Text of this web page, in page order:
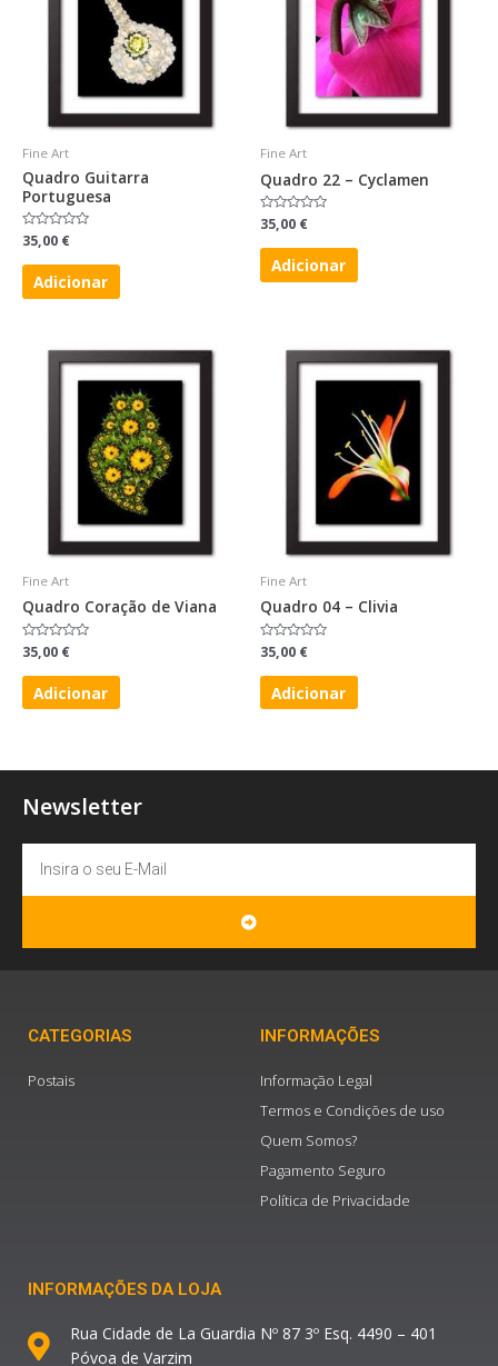
Fine Art
Quadro Guitarra
Portuguesa
Avaliação
0
de
35,00 €
Adicionar
Fine Art
Quadro 22 – Cyclamen
Avaliação
0
de
35,00 €
Adicionar
Fine Art
Quadro Coração de Viana
Avaliação
0
de
35,00 €
Adicionar
Fine Art
Quadro 04 – Clivia
Avaliação
0
de
35,00 €
Adicionar
Newsletter
CATEGORIAS
Postais
INFORMAÇÕES
Informação Legal
Termos e Condições de uso
Quem Somos?
Pagamento Seguro
Política de Privacidade
INFORMAÇÕES DA LOJA
Rua Cidade de La Guardia Nº 87 3º Esq. 4490 – 401
Póvoa de Varzim